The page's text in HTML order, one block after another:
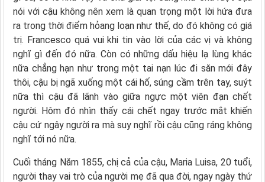
nói với cậu không nên xem là quan trọng một lời hứa đưa
ra trong thời điểm hỏang loạn như thế, do đó không có giá
trị. Francesco quá vui khi tin vào lời của các vị và không
nghĩ gì đến đó nữa. Còn có những dấu hiệu lạ lùng khác
nữa chẳng hạn như trong một tai nạn lúc đi săn mới đây
thôi, cậu bị ngã xuống một cái hố, súng cầm trên tay, suýt
nữa thì cậu đã lãnh vào giữa ngực một viên đạn chết
người. Hôm đó nhìn thấy cái chết ngay trước mắt khiến
cậu cứ ngây người ra mà suy nghĩ rồi cậu cũng ráng không
nghĩ tới nó nữa.
Cuối tháng Năm 1855, chị cả của cậu, Maria Luisa, 20 tuổi,
người thay vai trò của người mẹ đã qua đời, ngay ngày thứ